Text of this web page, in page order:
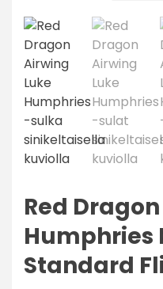
Red
Humphries
Standard